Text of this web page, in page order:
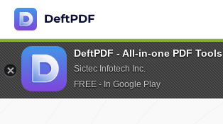
DeftPDF - All-in-one PDF Tools
Sictec Infotech Inc.
FREE - In Google Play